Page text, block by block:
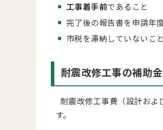
工事着手前であること
完了後の報告書を申請年
市税を滞納していないこと
耐震改修工事の補助
耐震改修工事費（設計お
す。